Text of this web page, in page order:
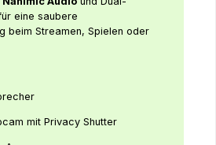
eine saubere
beim Streamen, Spielen oder
mit Privacy Shutter